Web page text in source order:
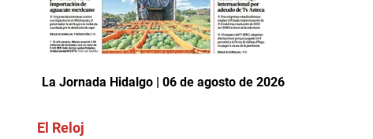
La Jornada Hidalgo | 06 de agosto de 2026
El Reloj